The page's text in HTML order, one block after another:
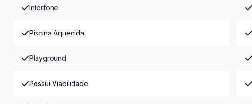
Interfone
Piscina Aquecida
Playground
Possui Viabilidade